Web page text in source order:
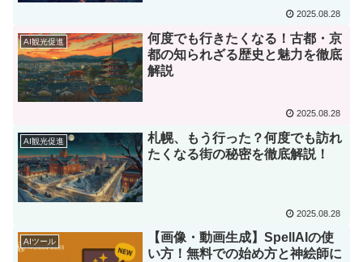
2025.08.28
AI観光促進
何度でも行きたくなる！古都・京
都の知られざる歴史と魅力を徹底
解説
2025.08.28
AI観光促進
札幌、もう行った？何度でも訪れ
たくなる街の秘密を徹底解説！
2025.08.28
AIツール
【画像・動画生成】SpellAIの使
い方！無料での始め方と神絵師に